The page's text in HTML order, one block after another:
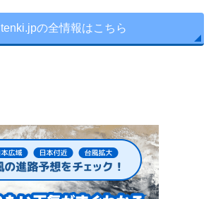
tenki.jpの全情報はこちら